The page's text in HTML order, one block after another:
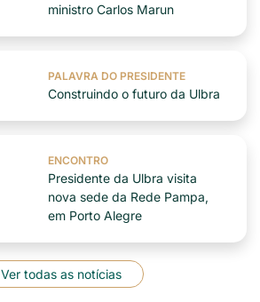
ministro Carlos Marun
PALAVRA DO PRESIDENTE
Construindo o futuro da Ulbra
ENCONTRO
Presidente da Ulbra visita
nova sede da Rede Pampa,
em Porto Alegre
Ver todas as notícias